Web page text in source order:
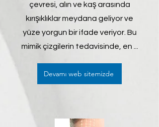
çevresi, alın ve kaş arasında
kırışıklıklar meydana geliyor ve
yüze yorgun bir ifade veriyor. Bu
mimik çizgilerin tedavisinde, en ...
Devamı web sitemizde